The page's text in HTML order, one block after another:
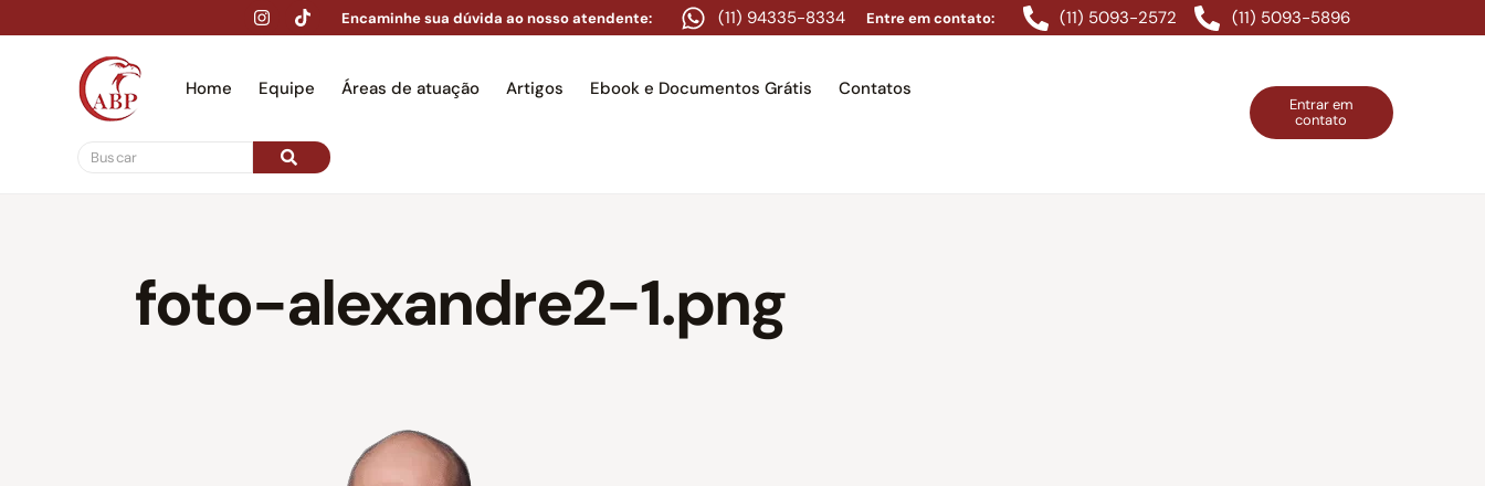
Encaminhe sua dúvida ao nosso atendente: (11) 94335-8334 Entre em contato: (11) 5093-2572 (11) 5093-5896
Home Equipe Áreas de atuação Artigos Ebook e Documentos Grátis Contatos
Entrar em
contato
foto-alexandre2-1.png